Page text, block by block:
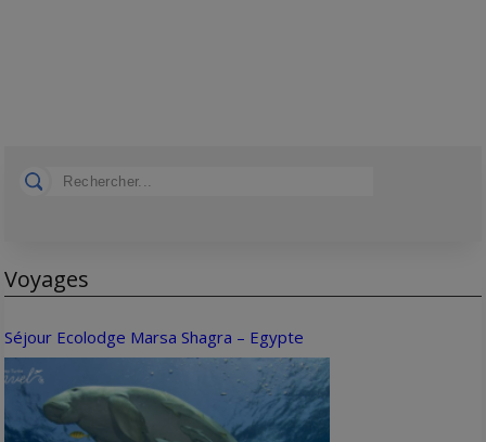
Voyages
Séjour Ecolodge Marsa Shagra – Egypte